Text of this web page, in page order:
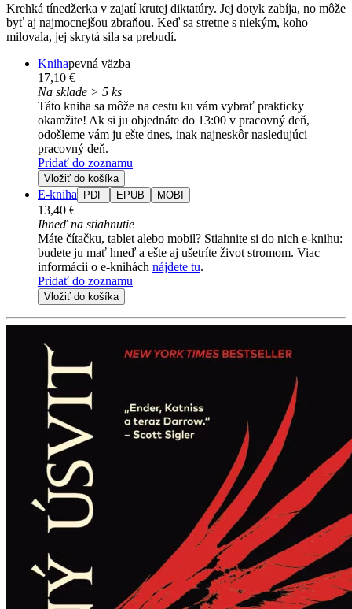
Krehká tínedžerka v zajatí krutej diktatúry. Jej dotyk zabíja, no môže
byť aj najmocnejšou zbraňou. Keď sa stretne s niekým, koho
milovala, jej skrytá sila sa prebudí.
Knihapevná väzba
17,10 €
Na sklade > 5 ks
Táto kniha sa môže na cestu ku vám vybrať prakticky
okamžite! Ak si ju objednáte do 13:00 v pracovný deň,
odošleme vám ju ešte dnes, inak najneskôr nasledujúci
pracovný deň.
Pridať do zoznamu
Vložiť do košíka
E-kniha PDF EPUB MOBI
13,40 €
Ihneď na stiahnutie
Máte čítačku, tablet alebo mobil? Stiahnite si do nich e-knihu:
budete ju mať hneď a ešte aj ušetríte život stromom. Viac
informácii o e-knihách nájdete tu.
Pridať do zoznamu
Vložiť do košíka